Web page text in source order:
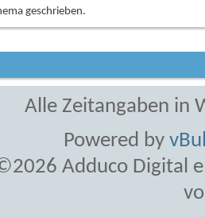
geschrieben.
Alle Zeitangaben in
Powered by
Adduco Digital